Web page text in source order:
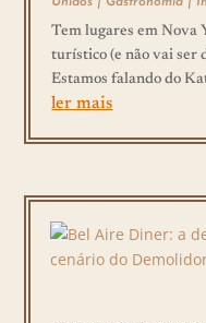
Tem lugares em Nova
turístico (e não vai ser
Estamos falando do
ler mais